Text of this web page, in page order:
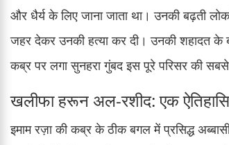
और धैर्य के लिए जाना जाता था। उनकी बढ़ती
जहर देकर उनकी हत्या कर दी। उनकी शहादत के
कब्र पर लगा सुनहरा गुंबद इस पूरे परिसर की
खलीफा हरून अल-रशीद: एक
इमाम रज़ा की कब्र के ठीक बगल में प्रसिद्ध